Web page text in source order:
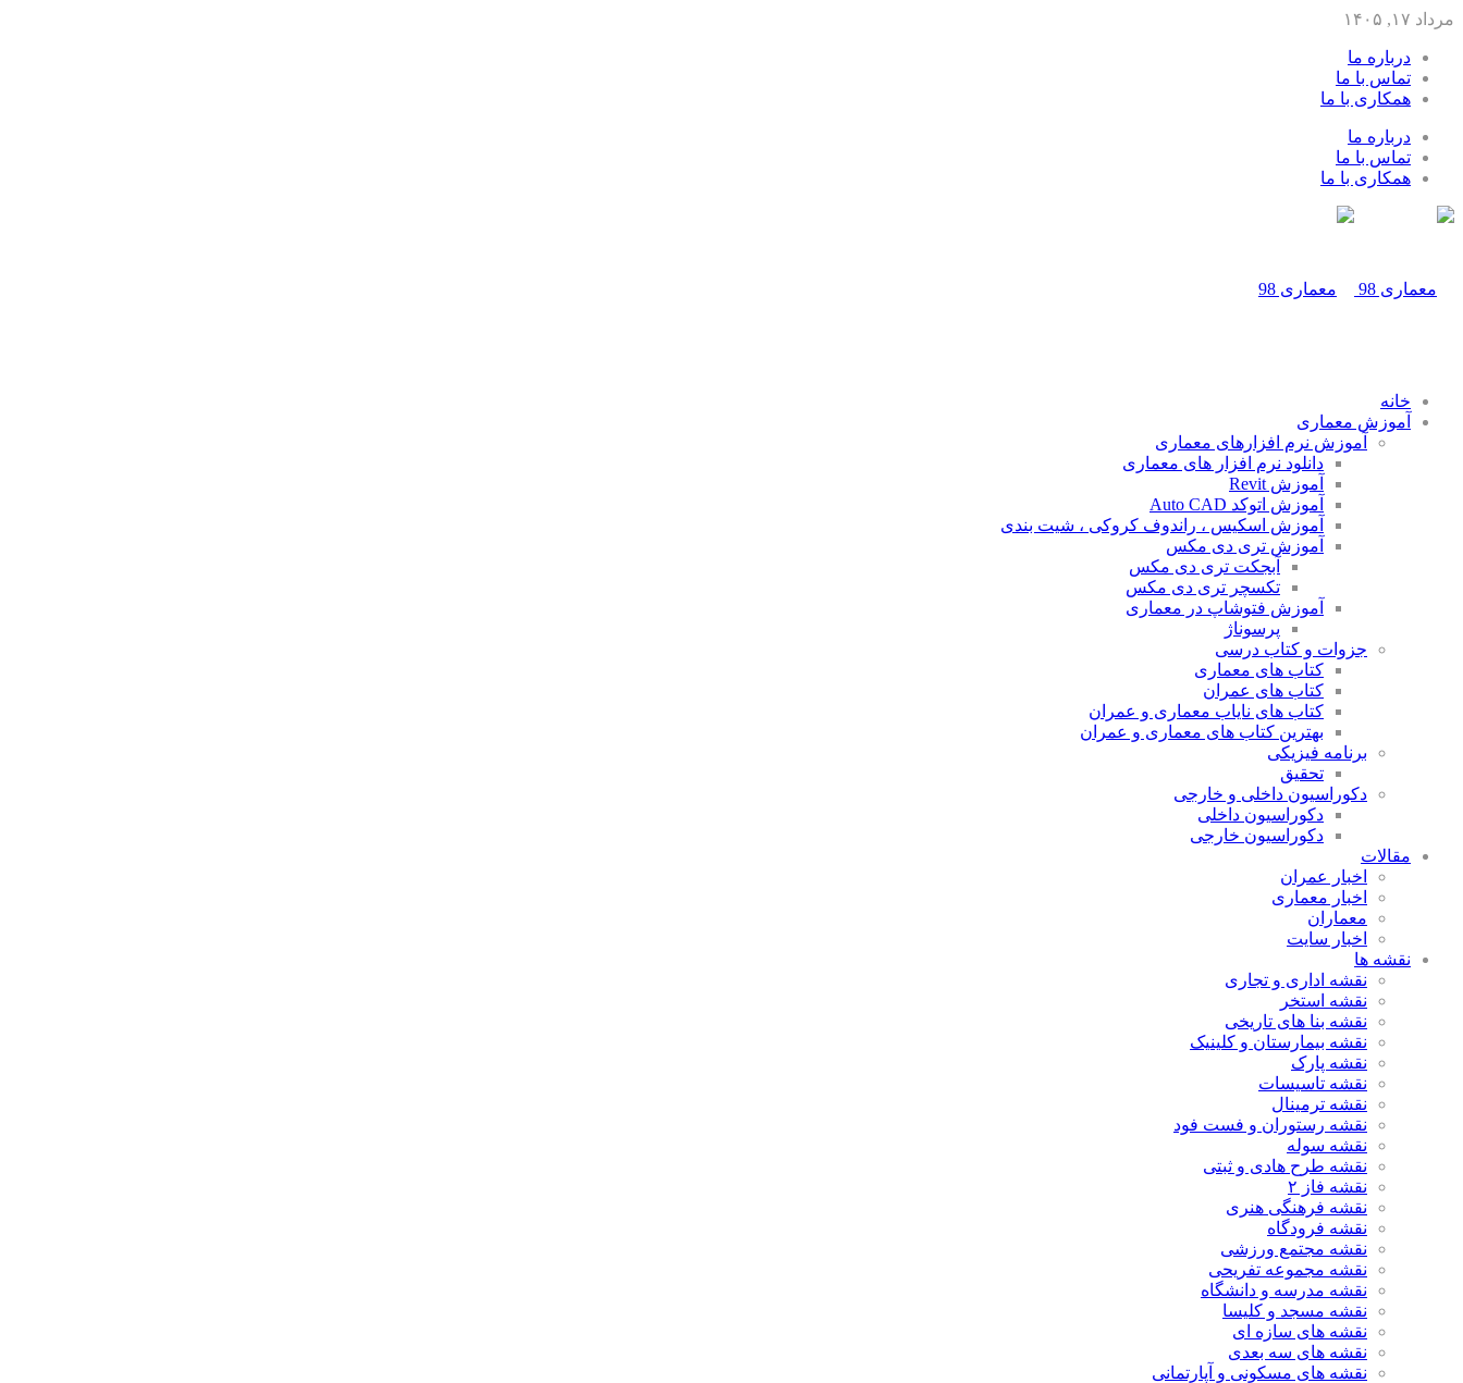
مرداد ۱۷, ۱۴۰۵
درباره ما
تماس با ما
همکاری با ما
درباره ما
تماس با ما
همکاری با ما
خانه
آموزش معماری
آموزش نرم افزارهای معماری
دانلود نرم افزار های معماری
آموزش Revit
آموزش اتوکد Auto CAD
آموزش اسکیس ، راندوف کروکی ، شیت بندی
آموزش تری دی مکس
آبجکت تری دی مکس
تکسچر تری دی مکس
آموزش فتوشاپ در معماری
پرسوناژ
جزوات و کتاب درسی
کتاب های معماری
کتاب های عمران
کتاب های نایاب معماری و عمران
بهترین کتاب های معماری و عمران
برنامه فیزیکی
تحقیق
دکوراسیون داخلی و خارجی
دکوراسیون داخلی
دکوراسیون خارجی
مقالات
اخبار عمران
اخبار معماری
معماران
اخبار سایت
نقشه ها
نقشه اداری و تجاری
نقشه استخر
نقشه بنا های تاریخی
نقشه بیمارستان و کلینیک
نقشه پارک
نقشه تاسیسات
نقشه ترمینال
نقشه رستوران و فست فود
نقشه سوله
نقشه طرح هادی و ثبتی
نقشه فاز ۲
نقشه فرهنگی هنری
نقشه فرودگاه
نقشه مجتمع ورزشی
نقشه مجموعه تفریحی
نقشه مدرسه و دانشگاه
نقشه مسجد و کلیسا
نقشه های سازه ای
نقشه های سه بعدی
نقشه های مسکونی و آپارتمانی